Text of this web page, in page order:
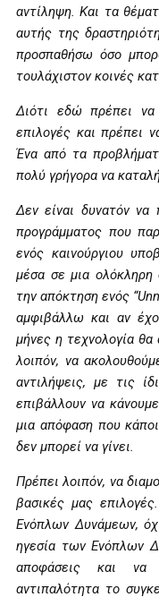
αντίληψη. Και τα
αυτής της
προσπαθήσω όσο
τουλάχιστον κοινές
Διότι εδώ πρέπει να
επιλογές και πρέπει
Ένα από τα
πολύ γρήγορα να
Δεν είναι δυνατόν να
προγράμματος που
ενός καινούργιου
μέσα σε μια ολόκληρη
την απόκτηση ενός “U
αμφιβάλλω και αν
μήνες η τεχνολογία θα
λοιπόν, να
αντιλήψεις, με τις
επιβάλλουν να
μια απόφαση που
δεν μπορεί να γίνει.
Πρέπει λοιπόν, να
βασικές μας
Ενόπλων Δυνάμεων,
ηγεσία των Ενόπλων
αποφάσεις και να
αντιπαλότητα το